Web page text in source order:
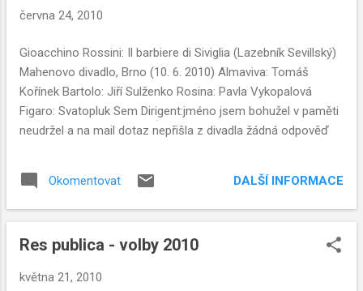
června 24, 2010
Gioacchino Rossini: Il barbiere di Siviglia (Lazebník Sevillský)
Mahenovo divadlo, Brno (10. 6. 2010) Almaviva: Tomáš
Kořínek Bartolo: Jiří Sulženko Rosina: Pavla Vykopalová
Figaro: Svatopluk Sem Dirigent:jméno jsem bohužel v paměti
neudržel a na mail dotaz nepřišla z divadla žádná odpověď
Okomentovat DALŠÍ INFORMACE
Res publica - volby 2010
května 21, 2010